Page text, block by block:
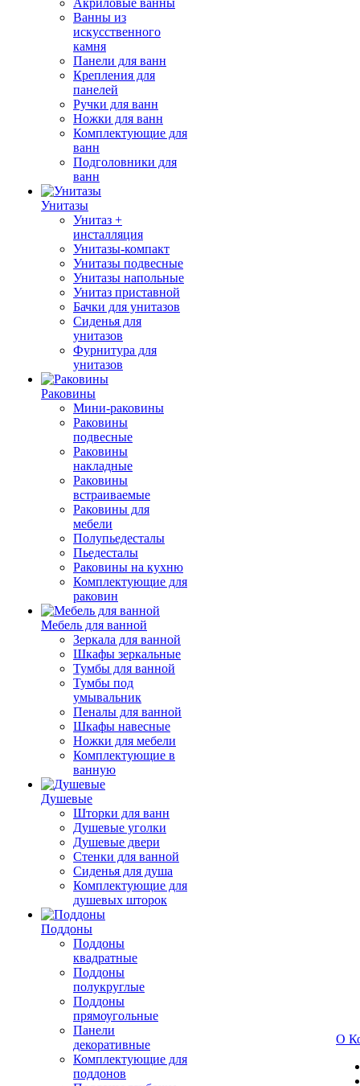
Акриловые ванны
Ванны из
искусственного
камня
Панели для ванн
Крепления для
панелей
Ручки для ванн
Ножки для ванн
Комплектующие для
ванн
Подголовники для
ванн
Унитазы
Унитаз +
инсталляция
Унитазы-компакт
Унитазы подвесные
Унитазы напольные
Унитаз приставной
Бачки для унитазов
Сиденья для
унитазов
Фурнитура для
унитазов
Раковины
Мини-раковины
Раковины
подвесные
Раковины
накладные
Раковины
встраиваемые
Раковины для
мебели
Полупьедесталы
Пьедесталы
Раковины на кухню
Комплектующие для
раковин
Мебель для ванной
Зеркала для ванной
Шкафы зеркальные
Тумбы для ванной
Тумбы под
умывальник
Пеналы для ванной
Шкафы навесные
Ножки для мебели
Комплектующие в
ванную
Душевые
Шторки для ванн
Душевые уголки
Душевые двери
Стенки для ванной
Сиденья для душа
Комплектующие для
душевых шторок
Поддоны
Поддоны
квадратные
Поддоны
полукруглые
Поддоны
прямоугольные
Панели
декоративные
Комплектующие для
поддонов
О